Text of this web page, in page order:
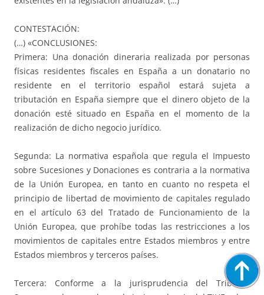
CONTESTACIÓN:
(…) «CONCLUSIONES:
Primera: Una donación dineraria realizada por personas
físicas residentes fiscales en España a un donatario no
residente en el territorio español estará sujeta a
tributación en España siempre que el dinero objeto de la
donación esté situado en España en el momento de la
realización de dicho negocio jurídico.
Segunda: La normativa española que regula el Impuesto
sobre Sucesiones y Donaciones es contraria a la normativa
de la Unión Europea, en tanto en cuanto no respeta el
principio de libertad de movimiento de capitales regulado
en el artículo 63 del Tratado de Funcionamiento de la
Unión Europea, que prohíbe todas las restricciones a los
movimientos de capitales entre Estados miembros y entre
Estados miembros y terceros países.
Tercera: Conforme a la jurisprudencia del Tribunal